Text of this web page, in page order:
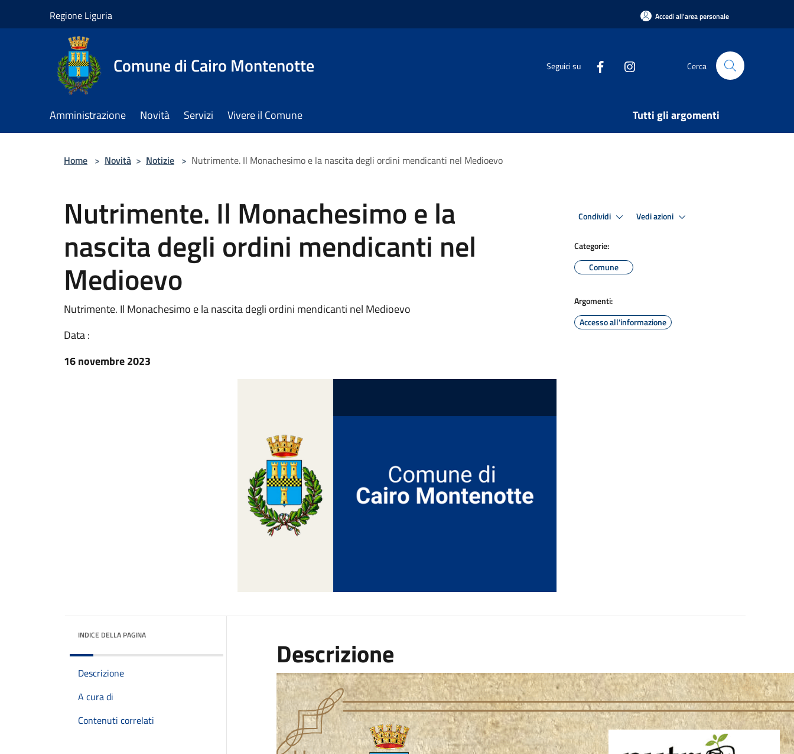
Regione Liguria Accedi all'area personale
Comune di Cairo Montenotte Seguici su Cerca
Amministrazione Novità Servizi Vivere il Comune Tutti gli argomenti
Home > Novità > Notizie > Nutrimente. Il Monachesimo e la nascita degli ordini mendicanti nel Medioevo
Nutrimente. Il Monachesimo e la
nascita degli ordini mendicanti nel
Medioevo
Nutrimente. Il Monachesimo e la nascita degli ordini mendicanti nel Medioevo
Data :
16 novembre 2023
Condividi Vedi azioni
Categorie:
Comune
Argomenti:
Accesso all'informazione
INDICE DELLA PAGINA
Descrizione
A cura di
Contenuti correlati
Descrizione